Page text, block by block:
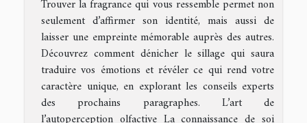
Trouver la fragrance qui vous ressemble permet non
seulement d’affirmer son identité, mais aussi de
laisser une empreinte mémorable auprès des autres.
Découvrez comment dénicher le sillage qui saura
traduire vos émotions et révéler ce qui rend votre
caractère unique, en explorant les conseils experts
des prochains paragraphes. L’art de